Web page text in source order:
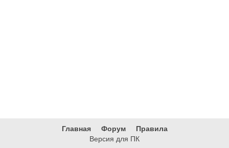
Главная Форум
Правила
Версия для ПК